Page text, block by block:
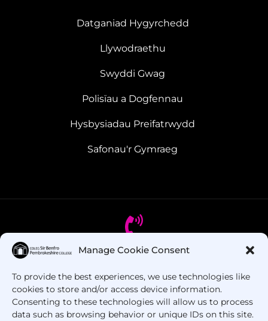
Manage Cookie Consent
To provide the best experiences, we use technologies like
cookies to store and/or access device information.
Consenting to these technologies will allow us to process
data such as browsing behavior or unique IDs on this site.
Datganiad Hygyrchedd
Llywodraethu
Swyddi Gwag
Polisïau a Dogfennau
Hysbysiadau Preifatrwydd
Safonau'r Gymraeg
+44 1437 753 000